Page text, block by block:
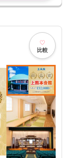
比較